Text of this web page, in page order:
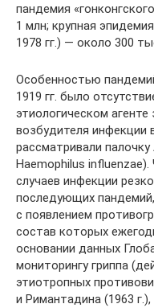
пандемия
1 млн; крупная
1978 гг.) — около 300
Особенностью
1919 гг. было
этиологическом
возбудителя инфекции
рассматривали
Haemophilus
случаев инфекции
последующих
с появлением
состав которых
основании данных
мониторингу гриппа
этиотропных
и Римантадина (1963